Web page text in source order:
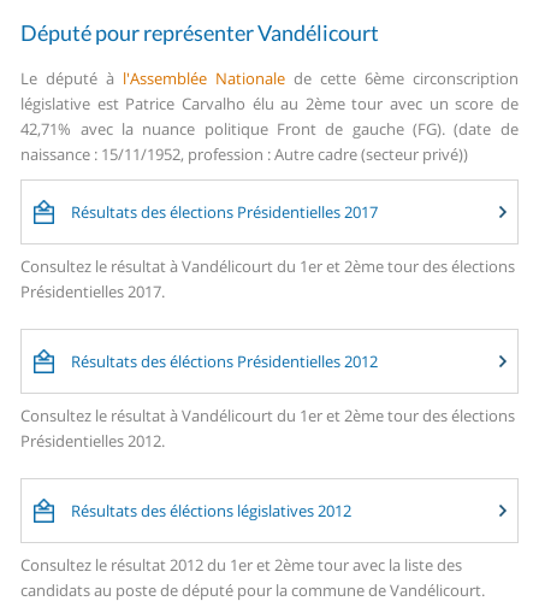
Député pour représenter Vandélicourt
Le député à l'Assemblée Nationale de cette 6ème circonscription
législative est Patrice Carvalho élu au 2ème tour avec un score de
42,71% avec la nuance politique Front de gauche (FG). (date de
naissance : 15/11/1952, profession : Autre cadre (secteur privé))
Résultats des élections Présidentielles 2017
Consultez le résultat à Vandélicourt du 1er et 2ème tour des élections
Présidentielles 2017.
Résultats des éléctions Présidentielles 2012
Consultez le résultat à Vandélicourt du 1er et 2ème tour des élections
Présidentielles 2012.
Résultats des éléctions législatives 2012
Consultez le résultat 2012 du 1er et 2ème tour avec la liste des
candidats au poste de député pour la commune de Vandélicourt.